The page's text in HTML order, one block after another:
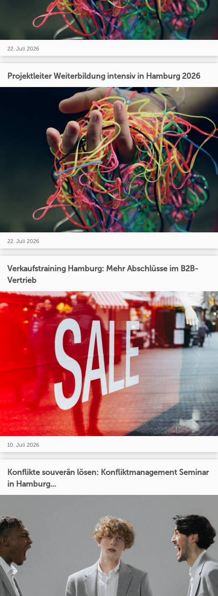
22. Juli 2026
Projektleiter Weiterbildung intensiv in Hamburg 2026
22. Juli 2026
Verkaufstraining Hamburg: Mehr Abschlüsse im B2B-
Vertrieb
10. Juli 2026
Konflikte souverän lösen: Konfliktmanagement Seminar
in Hamburg...